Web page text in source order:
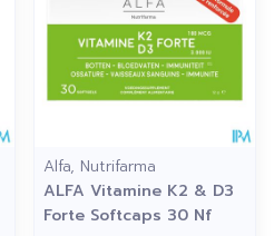
Alfa, Nutrifarma
ALFA Vitamine K2 & D3
Forte Softcaps 30 Nf